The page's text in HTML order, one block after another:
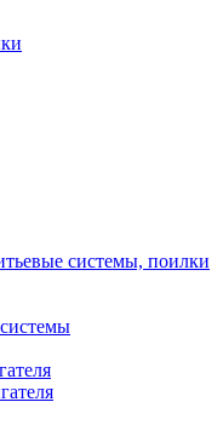
системы, поилки